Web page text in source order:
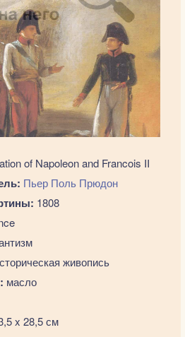
of Napoleon and Francois II
Пьер Поль Прюдон
1808
живопись
масло
x 28,5 см